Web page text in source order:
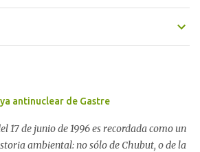
antinuclear de Gastre
17 de junio de 1996 es recordada como un
ambiental: no sólo de Chubut, o de la